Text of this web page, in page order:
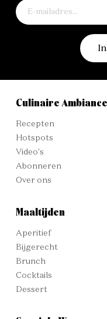
Culinaire Ambiance
Recepten
Hotspots
Video's
Abonneren
Over ons
Maaltijden
Aperitief
Bijgerecht
Brunch
Cocktails
Dessert